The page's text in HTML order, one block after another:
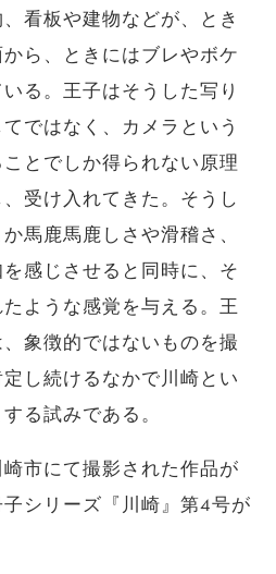
看板や建物などが、とき
ら、ときにはブレやボケ
る。王子はそうした写り
ではなく、カメラという
とでしか得られない原理
受け入れてきた。そうし
馬鹿馬鹿しさや滑稽さ、
感じさせると同時に、そ
ような感覚を与える。王
象徴的ではないものを撮
し続けるなかで川崎とい
る試みである。
市にて撮影された作品が
シリーズ『川崎』第4号が